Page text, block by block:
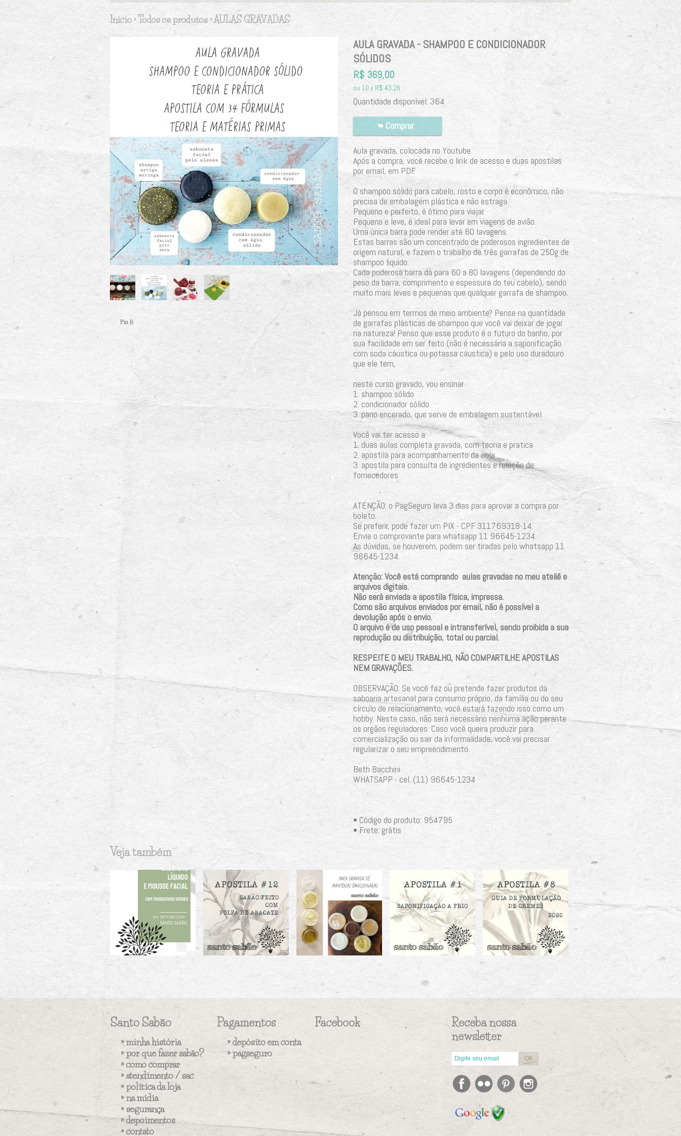
Início ›Todos os produtos ›AULAS GRAVADAS
Pin It
AULA GRAVADA - SHAMPOO E CONDICIONADOR
SÓLIDOS
R$ 369,00
ou 10 x R$ 43,26
Quantidade disponível: 364
. Comprar
Aula gravada, colocada no Youtube.
Após a compra, você recebe o link de acesso e duas apostilas
por email, em PDF.
O shampoo sólido para cabelo, rosto e corpo é econômico, não
precisa de embalagem plástica e não estraga.
Pequeno e perfeito, é ótimo para viajar.
Pequeno e leve, é ideal para levar em viagens de avião.
Uma única barra pode render até 60 lavagens.
Estas barras são um concentrado de poderosos ingredientes de
origem natural, e fazem o trabalho de três garrafas de 250g de
shampoo liquido.
Cada poderosa barra dá para 60 a 80 lavagens (dependendo do
peso da barra, comprimento e espessura do teu cabelo), sendo
muito mais leves e pequenas que qualquer garrafa de shampoo.
Já pensou em termos de meio ambiente? Pense na quantidade
de garrafas plásticas de shampoo que você vai deixar de jogar
na natureza! Penso que esse produto é o futuro do banho, por
sua facilidade em ser feito (não é necessária a saponificação
com soda cáustica ou potassa cáustica) e pelo uso duradouro
que ele tem,
neste curso gravado, vou ensinar
1. shampoo sólido
2. condicionador sólido
3. pano encerado, que serve de embalagem sustentável
Você vai ter acesso a:
1. duas aulas completa gravada, com teoria e pratica
2. apostila para acompanhamento da aula
3. apostila para consulta de ingredientes e relação de
fornecedores
ATENÇÃO: o PagSeguro leva 3 dias para aprovar a compra por
boleto.
Se preferir, pode fazer um PIX - CPF 311769318-14.
Envie o comprovante para whatsapp 11 96645-1234.
As dúvidas, se houverem, podem ser tiradas pelo whatsapp 11
96645-1234.
Atenção: Você está comprando aulas gravadas no meu ateliê e
arquivos digitais.
Não será enviada a apostila física, impressa.
Como são arquivos enviados por email, não é possível a
devolução após o envio.
O arquivo é de uso pessoal e intransferível, sendo proibida a sua
reprodução ou distribuição, total ou parcial.
RESPEITE O MEU TRABALHO, NÃO COMPARTILHE APOSTILAS
NEM GRAVAÇÕES.
OBSERVAÇÃO: Se você faz ou pretende fazer produtos da
saboaria artesanal para consumo próprio, da família ou do seu
círculo de relacionamento, você estará fazendo isso como um
hobby. Neste caso, não será necessário nenhuma ação perante
os orgãos reguladores. Caso você queira produzir para
comercialização ou sair da informalidade, você vai precisar
regularizar o seu empreendimento.
Beth Bacchini
WHATSAPP - cel. (11) 96645-1234
• Código do produto: 954795
• Frete: grátis
Veja também
Santo Sabão
»minha história
»por que fazer sabão?
»como comprar
»atendimento / sac
»politica da loja
»na midia
» segurança
»depoimentos
»contato
Pagamentos
» depósito em conta
»pagseguro
Facebook
Receba nossa
newsletter